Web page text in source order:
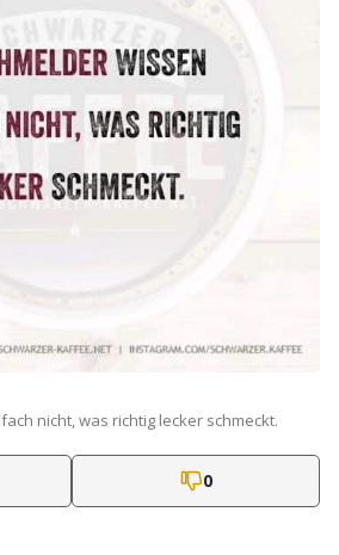
nicht, was richtig lecker schmeckt.
0